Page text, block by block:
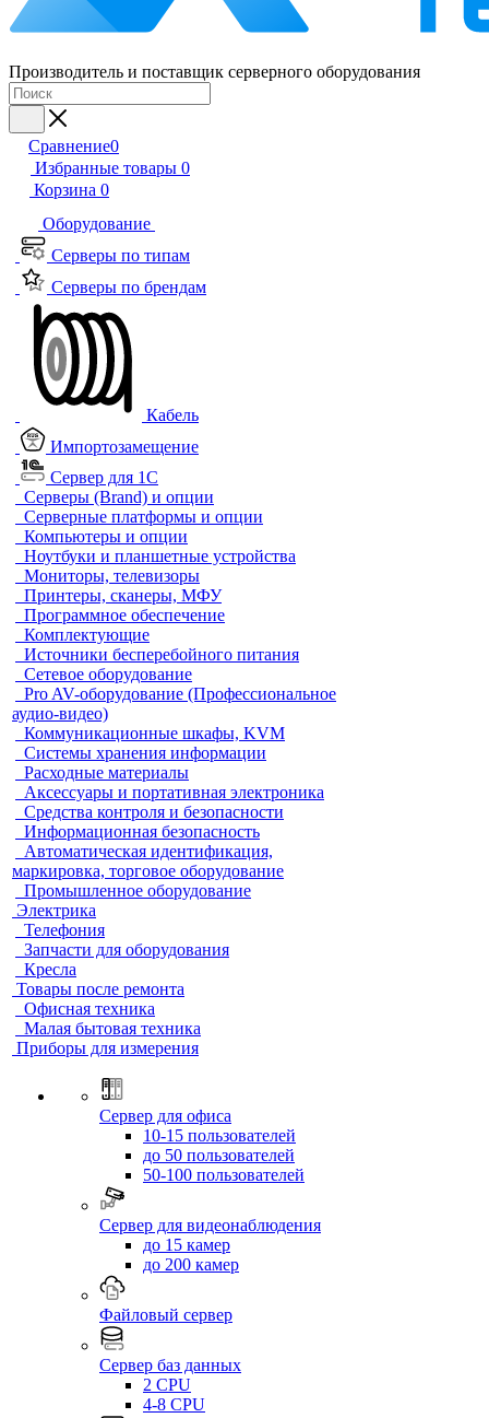
Производитель и поставщик серверного оборудования
Сравнение0
Избранные товары 0
Корзина 0
Оборудование
Серверы по типам
Серверы по брендам
Кабель
Импортозамещение
Сервер для 1С
Серверы (Brand) и опции
Серверные платформы и опции
Компьютеры и опции
Ноутбуки и планшетные устройства
Мониторы, телевизоры
Принтеры, сканеры, МФУ
Программное обеспечение
Комплектующие
Источники бесперебойного питания
Сетевое оборудование
Pro AV-оборудование (Профессиональное
аудио-видео)
Коммуникационные шкафы, KVM
Системы хранения информации
Расходные материалы
Аксессуары и портативная электроника
Средства контроля и безопасности
Информационная безопасность
Автоматическая идентификация,
маркировка, торговое оборудование
Промышленное оборудование
Электрика
Телефония
Запчасти для оборудования
Кресла
Товары после ремонта
Офисная техника
Малая бытовая техника
Приборы для измерения
Сервер для офиса
10-15 пользователей
до 50 пользователей
50-100 пользователей
Сервер для видеонаблюдения
до 15 камер
до 200 камер
Файловый сервер
Сервер баз данных
2 CPU
4-8 CPU